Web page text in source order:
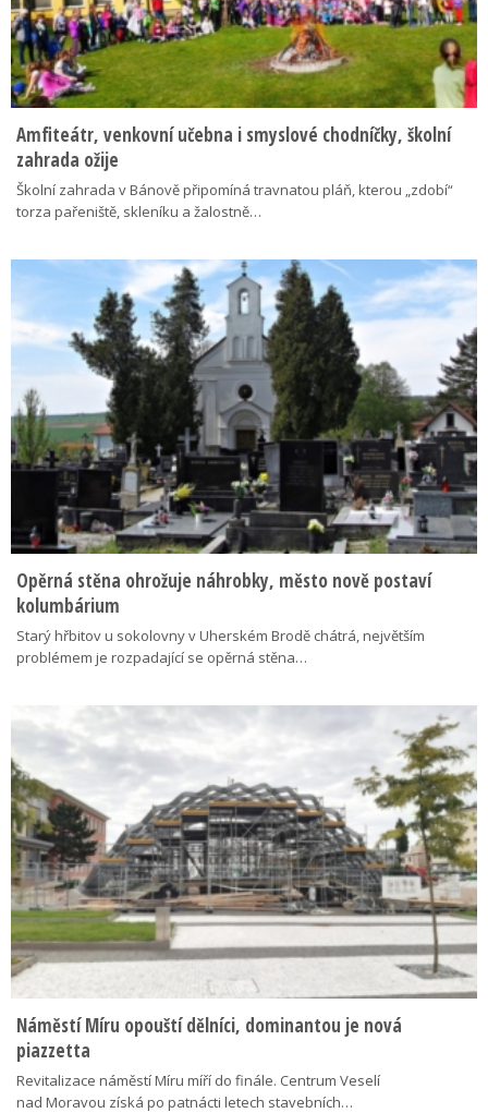
Amfiteátr, venkovní učebna i smyslové chodníčky, školní
zahrada ožije
Školní zahrada v Bánově připomíná travnatou pláň, kterou „zdobí“
torza pařeniště, skleníku a žalostně…
Opěrná stěna ohrožuje náhrobky, město nově postaví
kolumbárium
Starý hřbitov u sokolovny v Uherském Brodě chátrá, největším
problémem je rozpadající se opěrná stěna…
Náměstí Míru opouští dělníci, dominantou je nová
piazzetta
Revitalizace náměstí Míru míří do finále. Centrum Veselí
nad Moravou získá po patnácti letech stavebních…